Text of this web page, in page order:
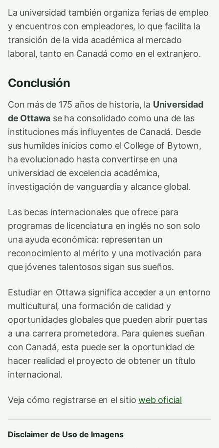
La universidad también organiza ferias de empleo
y encuentros con empleadores, lo que facilita la
transición de la vida académica al mercado
laboral, tanto en Canadá como en el extranjero.
Conclusión
Con más de 175 años de historia, la Universidad
de Ottawa se ha consolidado como una de las
instituciones más influyentes de Canadá. Desde
sus humildes inicios como el College of Bytown,
ha evolucionado hasta convertirse en una
universidad de excelencia académica,
investigación de vanguardia y alcance global.
Las becas internacionales que ofrece para
programas de licenciatura en inglés no son solo
una ayuda económica: representan un
reconocimiento al mérito y una motivación para
que jóvenes talentosos sigan sus sueños.
Estudiar en Ottawa significa acceder a un entorno
multicultural, una formación de calidad y
oportunidades globales que pueden abrir puertas
a una carrera prometedora. Para quienes sueñan
con Canadá, esta puede ser la oportunidad de
hacer realidad el proyecto de obtener un título
internacional.
Veja cómo registrarse en el sitioweb oficial
Disclaimer de Uso de Imagens